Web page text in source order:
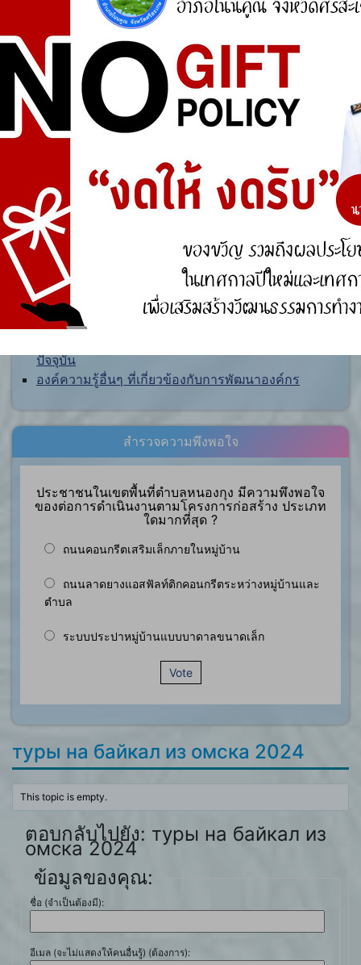
ศูนย์ร้องเรียน
สำนักงานคณะกรรมการป้องกันและปราบปรามการ
สำนักงานคณะกรรมการป้องกันและปราบปรามการ
ทุจริตในภาครัฐ
การจัดการความรู้ (KM)
องค์ความรู้ที่สนับสนุน วิสัยทัศน์ พันธกิจ ยุทธศาสตร์
ขององค์กร
องค์ความรู้จากประสบการณ์ที่องค์กรได้สั่งสมมา
ปัจจุบัน
องค์ความรู้อื่นๆ ที่เกี่ยวข้องกับการพัฒนาองค์กร
สำรวจความพึงพอใจ
ประชาชนในเขตพื้นที่ตำบลหนองกุง มีความพึงพอใจ
ของต่อการดำเนินงานตามโครงการก่อสร้าง ประเภท
ใดมากที่สุด ?
ถนนคอนกรีตเสริมเล็กภายในหมู่บ้าน
ถนนลาดยางแอสฟัลท์ติกคอนกรีตระหว่างหมู่บ้านและ
ตำบล
ระบบประปาหมู่บ้านแบบบาดาลขนาดเล็ก
Vote
туры на байкал из омска 2024
This topic is empty.
ตอบกลับไปยัง: туры на байкал из
омска 2024
ข้อมูลของคุณ:
ชื่อ (จำเป็นต้องมี):
อีเมล (จะไม่แสดงให้คนอื่นรู้) (ต้องการ):